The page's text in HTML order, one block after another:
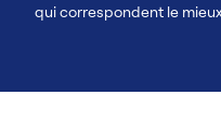
qui correspondent le